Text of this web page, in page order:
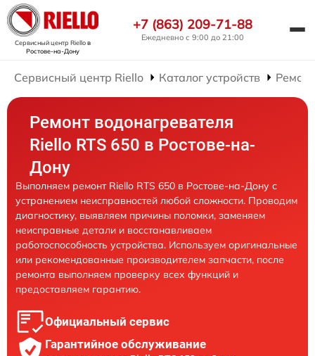
Сервисный центр Rielloв
Ростове-на-Дону
+7 (863) 209-71-88
Ежедневно с 9:00 до 21:00
Сервисный центр Riello Каталог устройств
Ремонт водонагревателя
Riello RTS 650 в Ростове-на-
Дону
Выполняем ремонт Riello RTS 650 в Ростове-на-Дону с
устранением неисправностей любой сложности. Проводим
диагностику, выявляем причины поломки, заменяем
неисправные детали и восстанавливаем
работоспособность устройства. Используем оригинальные
или рекомендованные производителем запчасти, после
ремонта выполняем проверку всех функций и
предоставляем гарантию.
Официальный сервис
Гарантийное обслуживание